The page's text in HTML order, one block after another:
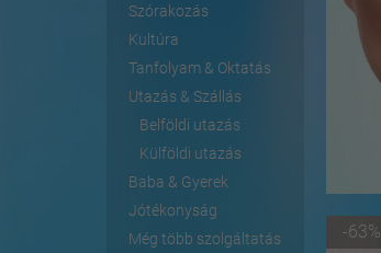
Szórakozás
Kultúra
Tanfolyam & Oktatás
Utazás & Szállás
Belföldi utazás
Külföldi utazás
Baba & Gyerek
Jótékonyság
Még több szolgáltatás
-63%